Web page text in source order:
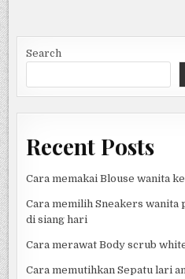
Search
Recent Posts
Cara memakai Blouse wanita
Cara memilih Sneakers
di siang hari
Cara merawat Body scrub
Cara memutihkan Sepatu lari